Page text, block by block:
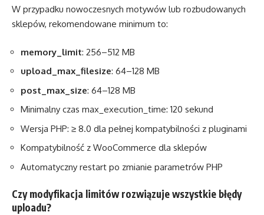
W przypadku nowoczesnych motywów lub rozbudowanych
sklepów, rekomendowane minimum to:
memory_limit: 256–512 MB
upload_max_filesize: 64–128 MB
post_max_size: 64–128 MB
Minimalny czas max_execution_time: 120 sekund
Wersja PHP: ≥ 8.0 dla pełnej kompatybilności z pluginami
Kompatybilność z WooCommerce dla sklepów
Automatyczny restart po zmianie parametrów PHP
Czy modyfikacja limitów rozwiązuje wszystkie błędy
uploadu?